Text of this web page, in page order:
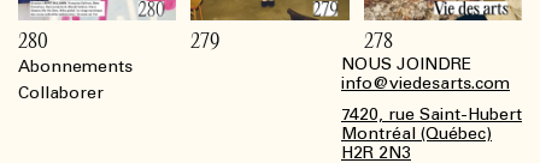
Abonnements
Collaborer
NOUS JOINDRE
info@viedesarts.com
7420, rue Saint-Hubert
Montréal (Québec)
H2R 2N3
280 279 278